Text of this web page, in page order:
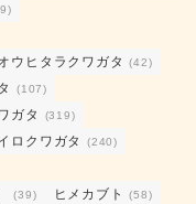
ウヒタラクワガタ (42)
(107)
ガタ (319)
ロクワガタ (240)
(39) ヒメカブト (58)